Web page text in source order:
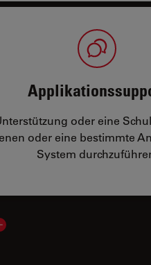
oder eine
oder eine bestimmte
System
local contacts